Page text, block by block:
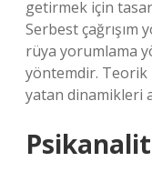
getirmek için
Serbest çağrışım
rüya yorumlama
yöntemdir. Teorik
yatan dinamikleri